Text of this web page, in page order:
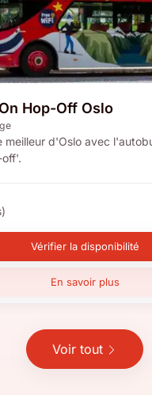
Hop-Off Oslo
meilleur d'Oslo avec
Vérifier la disponibilité
En savoir plus
Voir tout